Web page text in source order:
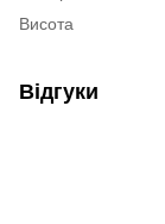
Висота
Відгуки